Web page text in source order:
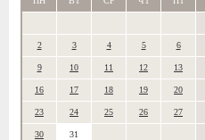
2 3 4 5 6
9 10 11 12 13
16 17 18 19 20
23 24 25 26 27
30 31